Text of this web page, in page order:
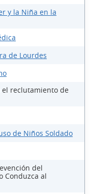
y la Niña en la
de Lourdes
el reclutamiento de
de Niños Soldado
del
Conduzca al